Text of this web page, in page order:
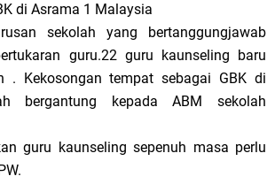
di Asrama 1 Malaysia
sekolah yang bertanggungjawab
guru.22 guru kaunseling baru
. Kekosongan tempat sebagai GBK di
bergantung kepada ABM sekolah
guru kaunseling sepenuh masa perlu